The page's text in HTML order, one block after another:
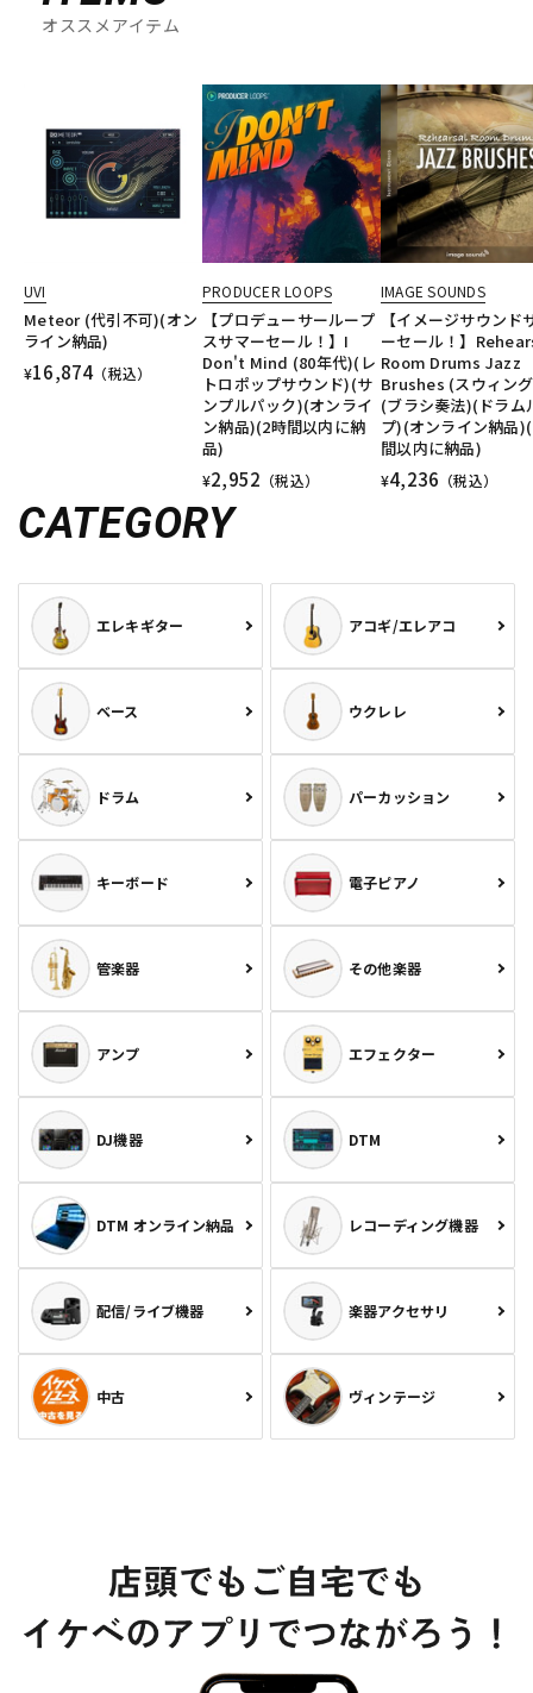
オススメアイテム
UVI
Meteor (代引不可)(オン
ライン納品)
¥16,874（税込）
PRODUCER LOOPS
【プロデューサーループ
スサマーセール！】I
Don't Mind (80年代)(レ
トロポップサウンド)(サ
ンプルパック)(オンライ
ン納品)(2時間以内に納
品)
¥2,952 （税込）
IMAGE SOUNDS
【イメージサウンド
ーセール！】
Room Drums Jazz
Brushes (スウィン
(ブラシ奏法)(ドラム
プ)(オンライン納品
間以内に納品)
¥4,236 （税込）
CATEGORY
エレキギター アコギ/エレアコ
ベース ウクレレ
ドラム パーカッション
キーボード 電子ピアノ
管楽器 その他楽器
アンプ エフェクター
DJ機器 DTM
DTM オンライン納品 レコーディング機器
配信/ライブ機器 楽器アクセサリ
中古 ヴィンテージ